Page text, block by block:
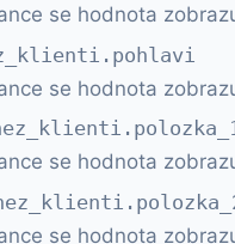
se hodnota
se hodnota
se hodnota
se hodnota